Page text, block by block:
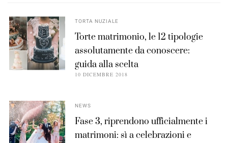
TORTA NUZIALE
Torte matrimonio, le 12 tipologie
assolutamente da conoscere:
guida alla scelta
10 DICEMBRE 2018
NEWS
Fase 3, riprendono ufficialmente i
matrimoni: sì a celebrazioni e